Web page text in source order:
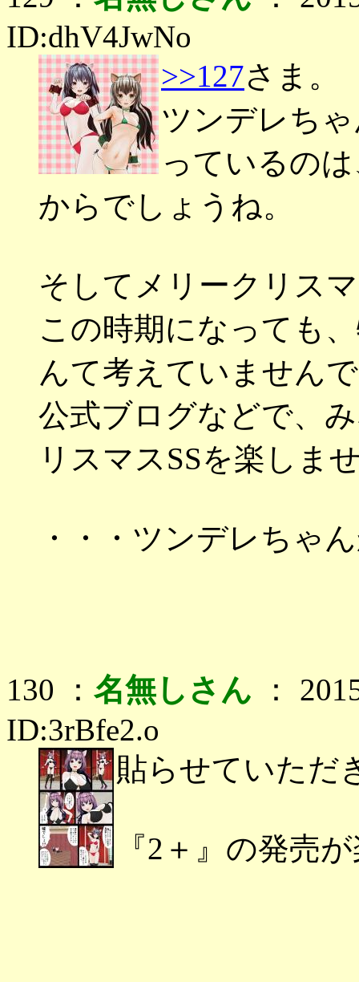
ID:dhV4JwNo
>>127さま。
ツンデレち
っているの
からでしょうね。
そしてメリークリス
この時期になっても
んて考えていません
公式ブログなどで、
リスマスSSを楽しま
・・・ツンデレちゃ
130 ： 名無しさん ：
ID:3rBfe2.o
貼らせていただ
『2＋』の発売